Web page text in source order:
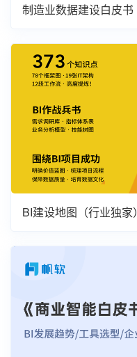
制造业数据建设白皮书
BI建设地图（行业独家）